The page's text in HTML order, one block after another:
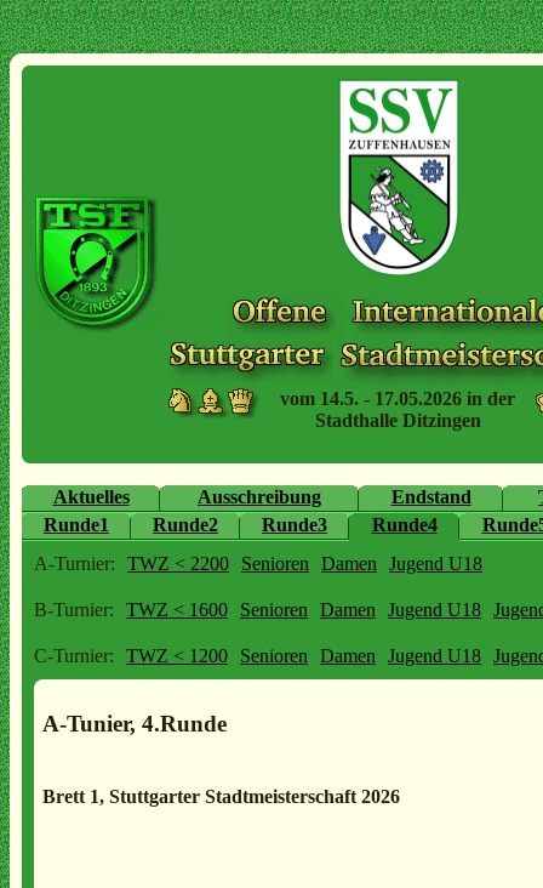
vom 14.5. - 17.05.2026 in der
Stadthalle Ditzingen
Aktuelles Ausschreibung Endstand
Runde1
Runde2 Runde3 Runde4
A-Turnier:
TWZ < 2200 Senioren Damen Jugend U18
B-Turnier: TWZ < 1600 Senioren Damen Jugend U18
C-Turnier: TWZ < 1200 Senioren Damen Jugend U18
A-Tunier, 4.Runde
Brett 1, Stuttgarter Stadtmeisterschaft 2026